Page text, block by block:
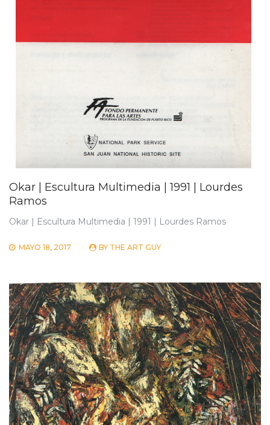
Okar | Escultura Multimedia | 1991 | Lourdes
Ramos
Okar | Escultura Multimedia | 1991 | Lourdes Ramos
MAYO 18, 2017 BY THE ART GUY